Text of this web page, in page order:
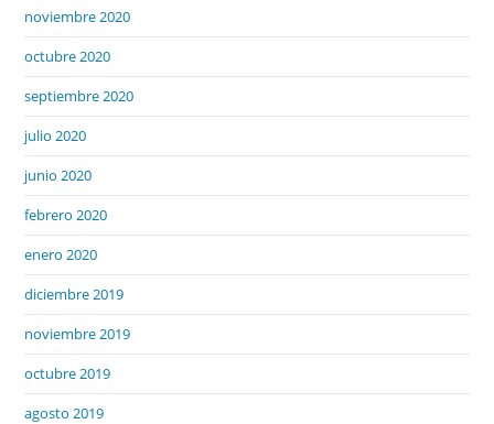
noviembre 2020
octubre 2020
septiembre 2020
julio 2020
junio 2020
febrero 2020
enero 2020
diciembre 2019
noviembre 2019
octubre 2019
agosto 2019